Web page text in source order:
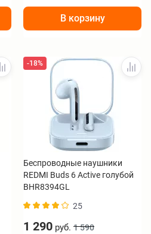
В корзину
-18%
Беспроводные наушники
REDMI Buds 6 Active голубой
BHR8394GL
25
1 290 руб. 1 590